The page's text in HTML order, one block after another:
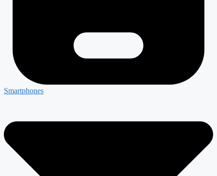
Smartphones